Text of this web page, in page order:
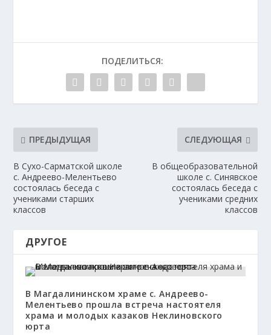
ПОДЕЛИТЬСЯ:
ПРЕДЫДУЩАЯ
В Сухо-Сарматской школе
с. Андреево-Мелентьево
состоялась беседа с
учениками старших
классов
СЛЕДУЮЩАЯ
В общеобразовательной
школе с. Синявское
состоялась беседа с
учениками средних
классов
ДРУГОЕ
В Магдалининском храме с. Андреево-
Мелентьево прошла встреча настоятеля
храма и молодых казаков Неклиновского
юрта